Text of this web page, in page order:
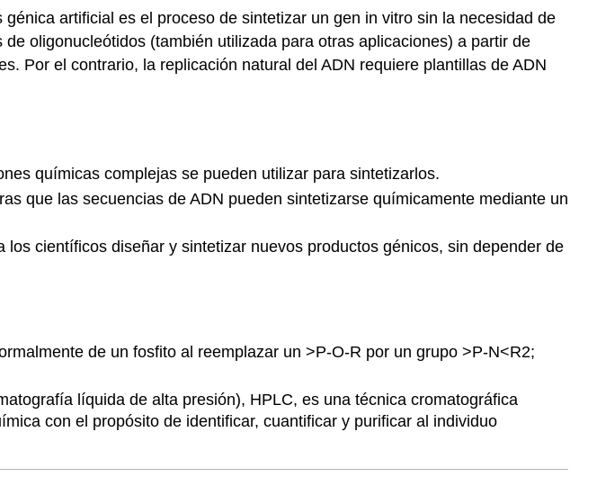
artificial es el proceso de sintetizar un gen in vitro sin la necesidad de
oligonucleótidos (también utilizada para otras aplicaciones) a partir de
Por el contrario, la replicación natural del ADN requiere plantillas de ADN
químicas complejas se pueden utilizar para sintetizarlos.
que las secuencias de ADN pueden sintetizarse químicamente mediante un
científicos diseñar y sintetizar nuevos productos génicos, sin depender de
de un fosfito al reemplazar un >P-O-R por un grupo >P-N<R2;
líquida de alta presión), HPLC, es una técnica cromatográfica
con el propósito de identificar, cuantificar y purificar al individuo